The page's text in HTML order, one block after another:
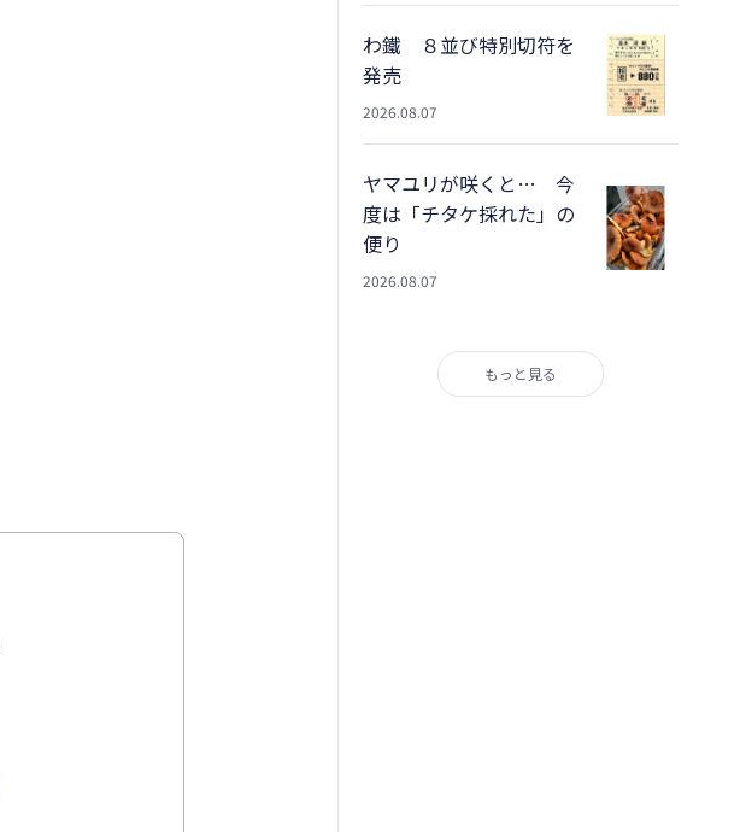
わ鐵 ８並び特別切符を
発売
2026.08.07
ヤマユリが咲くと… 今
度は「チタケ採れた」の
便り
2026.08.07
もっと見る